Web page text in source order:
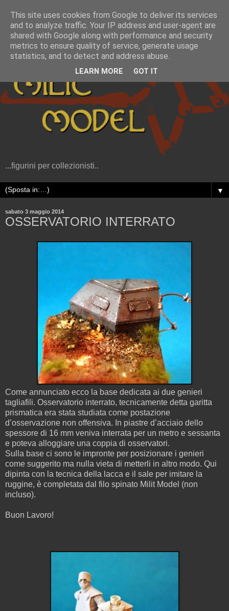
...figurini per collezionisti..
▼
sabato 3 maggio 2014
OSSERVATORIO INTERRATO
Come annunciato ecco la base dedicata ai due genieri
tagliafili. Osservatorio interrato, tecnicamente detta garitta
prismatica era stata studiata come postazione
d’osservazione non offensiva. In piastre d’acciaio dello
spessore di 16 mm veniva interrata per un metro e sessanta
e poteva alloggiare una coppia di osservatori.
Sulla base ci sono le impronte per posizionare i genieri
come suggerito ma nulla vieta di metterli in altro modo. Qui
dipinta con la tecnica della lacca e il sale per imitare la
ruggine, è completata dal filo spinato Milit Model (non
incluso).
Buon Lavoro!
This site uses cookies from Google to deliver its services
and to analyze traffic. Your IP address and user-agent are
shared with Google along with performance and security
metrics to ensure quality of service, generate usage
statistics, and to detect and address abuse.
LEARN MORE GOT IT